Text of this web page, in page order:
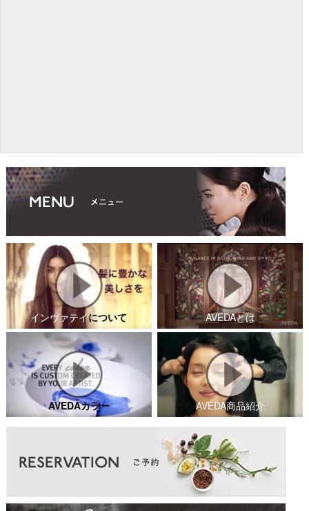
インヴァテイについて AVEDAとは
AVEDAカラー AVEDA商品紹介